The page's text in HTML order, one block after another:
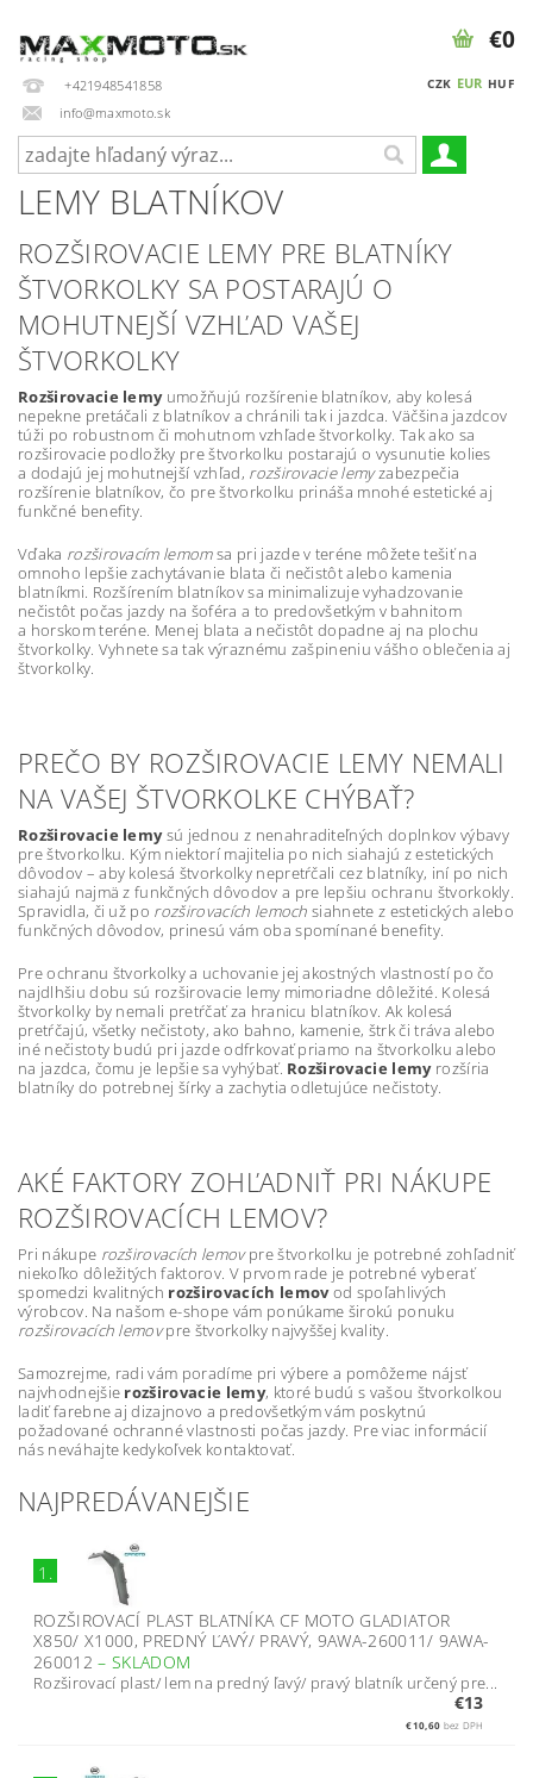
+421948541858
info@maxmoto.sk
CZK EUR HUF
€0
LEMY BLATNÍKOV
ROZŠIROVACIE LEMY PRE BLATNÍKY
ŠTVORKOLKY SA POSTARAJÚ O
MOHUTNEJŠÍ VZHĽAD VAŠEJ
ŠTVORKOLKY
Rozširovacie lemyumožňujú rozšírenie blatníkov, aby kolesá
nepekne pretáčali z blatníkov a chránili tak i jazdca. Väčšina jazdcov
túži po robustnom či mohutnom vzhľade štvorkolky. Tak ako sa
rozširovacie podložky pre štvorkolku postarajú o vysunutie kolies
a dodajú jej mohutnejší vzhľad, rozširovacie lemyzabezpečia
rozšírenie blatníkov, čo pre štvorkolku prináša mnohé estetické aj
funkčné benefity.
Vďaka rozširovacím lemomsa pri jazde v teréne môžete tešiť na
omnoho lepšie zachytávanie blata či nečistôt alebo kamenia
blatníkmi. Rozšírením blatníkov sa minimalizuje vyhadzovanie
nečistôt počas jazdy na šoféra a to predovšetkým v bahnitom
a horskom teréne. Menej blata a nečistôt dopadne aj na plochu
štvorkolky. Vyhnete sa tak výraznému zašpineniu vášho oblečenia aj
štvorkolky.
PREČO BY ROZŠIROVACIE LEMY NEMALI
NA VAŠEJ ŠTVORKOLKE CHÝBAŤ?
Rozširovacie lemysú jednou z nenahraditeľných doplnkov výbavy
pre štvorkolku. Kým niektorí majitelia po nich siahajú z estetických
dôvodov – aby kolesá štvorkolky nepretŕčali cez blatníky, iní po nich
siahajú najmä z funkčných dôvodov a pre lepšiu ochranu štvorkokly.
Spravidla, či už po rozširovacích lemoch siahnete z estetických alebo
funkčných dôvodov, prinesú vám oba spomínané benefity.
Pre ochranu štvorkolky a uchovanie jej akostných vlastností po čo
najdlhšiu dobu sú rozširovacie lemy mimoriadne dôležité. Kolesá
štvorkolky by nemali pretŕčať za hranicu blatníkov. Ak kolesá
pretŕčajú, všetky nečistoty, ako bahno, kamenie, štrk či tráva alebo
iné nečistoty budú pri jazde odfrkovať priamo na štvorkolku alebo
na jazdca, čomu je lepšie sa vyhýbať. Rozširovacie lemyrozšíria
blatníky do potrebnej šírky a zachytia odletujúce nečistoty.
AKÉ FAKTORY ZOHĽADNIŤ PRI NÁKUPE
ROZŠIROVACÍCH LEMOV?
Pri nákupe rozširovacích lemovpre štvorkolku je potrebné zohľadniť
niekoľko dôležitých faktorov. V prvom rade je potrebné vyberať
spomedzi kvalitných rozširovacích lemovod spoľahlivých
výrobcov. Na našom e-shope vám ponúkame širokú ponuku
rozširovacích lemovpre štvorkolky najvyššej kvality.
Samozrejme, radi vám poradíme pri výbere a pomôžeme nájsť
najvhodnejšie rozširovacie lemy, ktoré budú s vašou štvorkolkou
ladiť farebne aj dizajnovo a predovšetkým vám poskytnú
požadované ochranné vlastnosti počas jazdy. Pre viac informácií
nás neváhajte kedykoľvek kontaktovať.
NAJPREDÁVANEJŠIE
1.
ROZŠIROVACÍ PLAST BLATNÍKA CF MOTO GLADIATOR
X850/ X1000, PREDNÝ ĽAVÝ/ PRAVÝ, 9AWA-260011/ 9AWA-
260012–SKLADOM
Rozširovací plast/ lem na predný ľavý/ pravý blatník určený pre...
€13
€10,60 bez DPH